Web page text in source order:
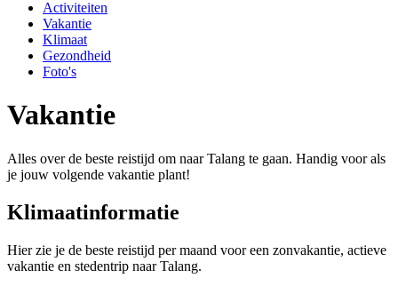
Activiteiten
Vakantie
Klimaat
Gezondheid
Foto's
Vakantie
Alles over de beste reistijd om naar Talang te gaan. Handig voor als
je jouw volgende vakantie plant!
Klimaatinformatie
Hier zie je de beste reistijd per maand voor een zonvakantie, actieve
vakantie en stedentrip naar Talang.